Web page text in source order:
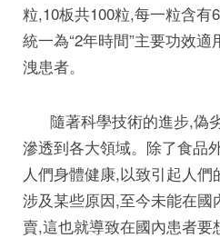
粒,10板共100粒,每一粒含有
統一為“2年時間”主要功效
洩患者。
隨著科學技術的進步,偽
滲透到各大領域。除了食品
人們身體健康,以致引起人們
涉及某些原因,至今未能在國
賣,這也就導致在國內患者